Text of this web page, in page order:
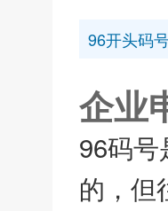
96开头码
企业
96码
的，但